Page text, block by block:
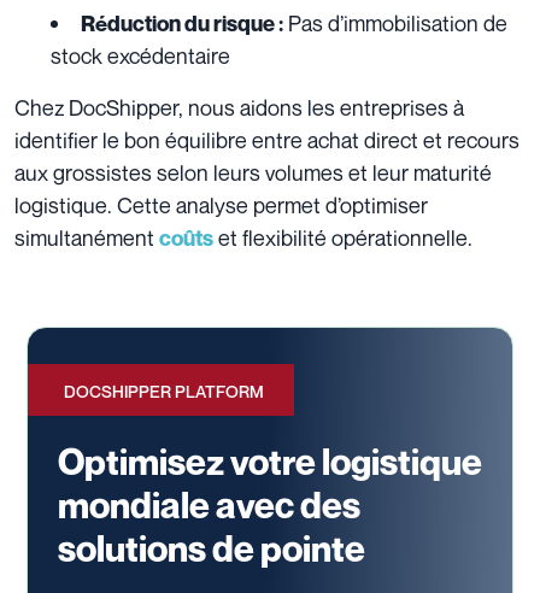
Réduction du risque : Pas d’immobilisation de
stock excédentaire
Chez DocShipper, nous aidons les entreprises à
identifier le bon équilibre entre achat direct et recours
aux grossistes selon leurs volumes et leur maturité
logistique. Cette analyse permet d’optimiser
simultanément coûtset flexibilité opérationnelle.
DOCSHIPPER PLATFORM
Optimisez votre logistique
mondiale avec des
solutions de pointe